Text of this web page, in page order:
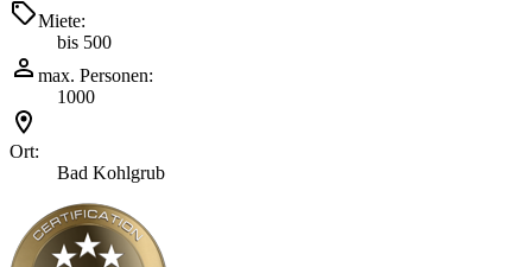
Miete:
bis 500
max. Personen:
1000
Ort:
Bad Kohlgrub